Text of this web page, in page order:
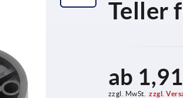
Teller
ab
zzgl. MwSt. zzgl.